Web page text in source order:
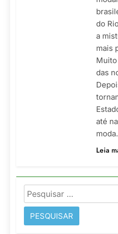
do
a
mais
das
até
Leia
Pesquisar
por: